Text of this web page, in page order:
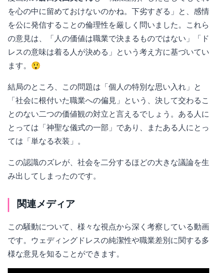
を心の中に留めておけないのかね。下劣すぎる」と、感情
を公に発信することの倫理性を厳しく問いました。これら
の意見は、「人の価値は職業で決まるものではない」「ド
レスの意味は着る人が決める」という考え方に基づいてい
ます。😲
結局のところ、この問題は「個人の特別な思い入れ」と
「社会に根付いた職業への偏見」という、決して交わるこ
とのない二つの価値観の対立と言えるでしょう。ある人に
とっては「神聖な儀式の一部」であり、またある人にとっ
ては「単なる衣装」。
この認識のズレが、社会を二分するほどの大きな議論を生
み出してしまったのです。
関連メディア
この騒動について、様々な視点から深く考察している動画
です。ウェディングドレスの純潔性や職業差別に関する多
様な意見を知ることができます。